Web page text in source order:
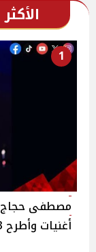
1
أغنيات وأطرح 3 أغنيات خلال الأيام المقبلة